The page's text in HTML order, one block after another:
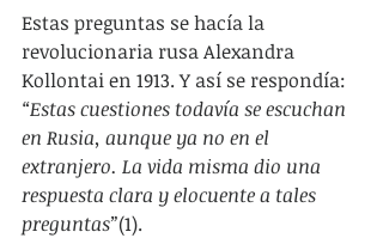
Estas preguntas se hacía la
revolucionaria rusa Alexandra
Kollontai en 1913. Y así se respondía:
“Estas cuestiones todavía se escuchan
en Rusia, aunque ya no en el
extranjero. La vida misma dio una
respuesta clara y elocuente a tales
preguntas”(1).